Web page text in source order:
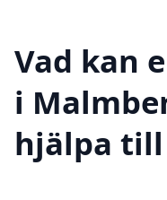
Vad kan
i
hjälpa till